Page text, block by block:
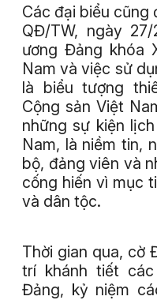
Các đại biểu
QĐ/TW, ngày
ương Đảng khóa
Nam và việc sử
là biểu tượng
Cộng sản Việt
những sự kiện
Nam, là niềm tin,
bộ, đảng viên và
cống hiến vì mục
và dân tộc.
Thời gian qua, cờ
trí khánh tiết
Đảng, kỷ niệm